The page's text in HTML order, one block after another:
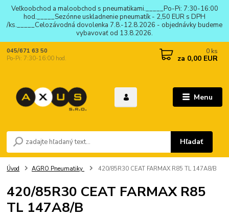
Veľkoobchod a maloobchod s pneumatikami._____Po-Pi: 7:30-16:00
hod._____Sezónne uskladnenie pneumatík - 2,50 EUR s DPH
/ks._____Celozávodná dovolenka 7.8.-12.8.2026 - objednávky budeme
vybavovať od 13.8.2026.
Menu
Hľadať
045/671 63 50
Po-Pi: 7:30-16:00 hod.
0 ks
za 0,00 EUR
Úvod AGRO Pneumatiky 420/85R30 CEAT FARMAX R85 TL 147A8/B
420/85R30 CEAT FARMAX R85
TL 147A8/B